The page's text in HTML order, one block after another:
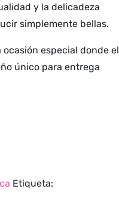
y la delicadeza
simplemente bellas.
especial donde el
único para entrega
Etiqueta: